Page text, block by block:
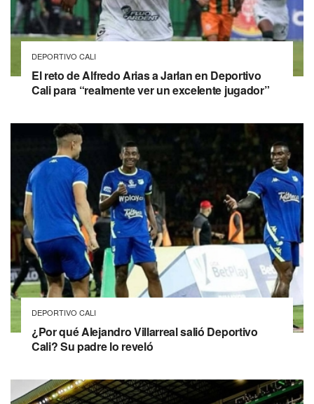
DEPORTIVO CALI
El reto de Alfredo Arias a Jarlan en Deportivo
Cali para “realmente ver un excelente jugador”
DEPORTIVO CALI
¿Por qué Alejandro Villarreal salió Deportivo
Cali? Su padre lo reveló